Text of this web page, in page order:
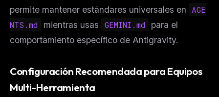
permite mantener estándares universales en
AGE
NTS.md
mientras usas GEMINI.md
para el
comportamiento específico de Antigravity.
Configuración Recomendada para Equipos
Multi-Herramienta
New agent skill drop
Rules & workflow pack
FREE NEWSLETTER